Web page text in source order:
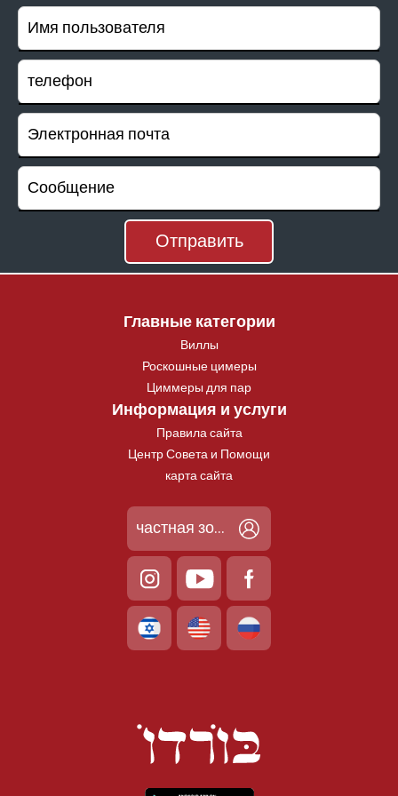
Главные категории
Виллы
Роскошные цимеры
Циммеры для пар
Информация и услуги
Правила сайта
Центр Совета и Помощи
карта сайта
частная зона